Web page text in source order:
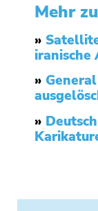
Mehr
»
iranische
»
»